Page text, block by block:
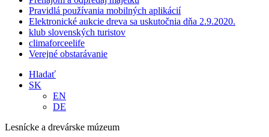
Pravidlá používania mobilných aplikácií
Elektronické aukcie dreva sa uskutočnia dňa 2.9.2020.
klub slovenských turistov
climaforceelife
Verejné obstarávanie
Hladať
SK
EN
DE
Lesnícke a drevárske múzeum